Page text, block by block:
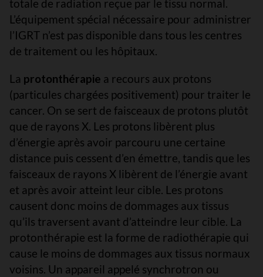
totale de radiation reçue par le tissu normal.
L’équipement spécial nécessaire pour administrer
l’IGRT n’est pas disponible dans tous les centres
de traitement ou les hôpitaux.
La protonthérapie a recours aux protons
(particules chargées positivement) pour traiter le
cancer. On se sert de faisceaux de protons plutôt
que de rayons X. Les protons libèrent plus
d’énergie après avoir parcouru une certaine
distance puis cessent d’en émettre, tandis que les
faisceaux de rayons X libèrent de l’énergie avant
et après avoir atteint leur cible. Les protons
causent donc moins de dommages aux tissus
qu’ils traversent avant d’atteindre leur cible. La
protonthérapie est la forme de radiothérapie qui
cause le moins de dommages aux tissus normaux
voisins. Un appareil appelé synchrotron ou